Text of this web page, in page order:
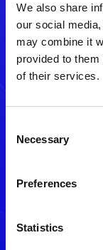
We also share
our social
may combine it
provided to
of their services.
Selection
Necessary
Preferences
Statistics
メールアドレ
再度手続きを
メルマ